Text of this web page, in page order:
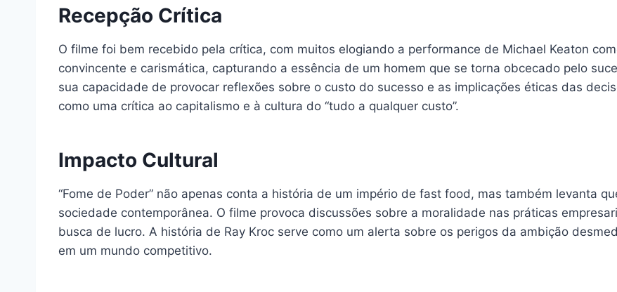
Recepção Crítica
O filme foi bem recebido pela crítica, com muitos elogiando a performance de Michael Keaton
convincente e carismática, capturando a essência de um homem que se torna obcecado pelo
sua capacidade de provocar reflexões sobre o custo do sucesso e as implicações éticas das
como uma crítica ao capitalismo e à cultura do “tudo a qualquer custo”.
Impacto Cultural
“Fome de Poder” não apenas conta a história de um império de fast food, mas também levanta
sociedade contemporânea. O filme provoca discussões sobre a moralidade nas práticas
busca de lucro. A história de Ray Kroc serve como um alerta sobre os perigos da ambição
em um mundo competitivo.